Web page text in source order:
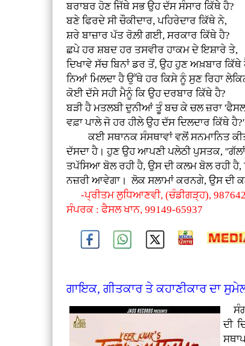
ਬਰਾਬਰ ਹੋਣ ਜਿੱਥੇ ਸਭ ਉਹ ਦੱਸ ਸੰਸਾਰ ਕਿੱਥੇ ਹੈ?
ਬਣੇ ਫਿਰਦੇ ਸੀ ਚੌਕੀਦਾਰ, ਪਹਿਰੇਦਾਰ ਕਿੱਥੇ ਨੇ,
ਸ਼ਰੇ ਬਾਜ਼ਾਰ ਪੱਤ ਰੋਲ਼ੀ ਗਈ, ਸਰਕਾਰ ਕਿੱਥੇ ਹੈ?
ਛਪੇ ਹਰ ਸ਼ਬਦ ਹਰ ਤਸਵੀਰ ਹਾਕਮ ਦੇ ਇਸ਼ਾਰੇ ਤੇ,
ਦਿਖਾਵੇ ਸੱਚ ਬਿਨਾਂ ਡਰ ਤੋਂ, ਉਹ ਹੁਣ ਅਖ਼ਬਾਰ ਕਿੱਥੇ
ਨਿਆਂ ਮਿਲਦਾ ਹੈ ਉੱਥੇ ਹਰ ਕਿਸੇ ਨੂੰ ਸੁਣ ਰਿਹਾ
ਕੋਈ ਦੱਸੇ ਸਹੀ ਮੈਨੂੰ ਕਿ ਉਹ ਦਰਬਾਰ ਕਿੱਥੇ ਹੈ?
ਬੜੀ ਹੈ ਮਤਲਬੀ ਦੁਨੀਆਂ ਤੂੰ ਬਚ ਕੇ ਚਲ ਜ਼ਰਾ
ਵਫ਼ਾ ਪਾਲੇ ਜੋ ਹਰ ਹੀਲੇ ਉਹ ਦੱਸ ਦਿਲਦਾਰ ਕਿੱਥੇ
ਕਈ ਸਥਾਨਕ ਸੰਸਥਾਵਾਂ ਵਲੋਂ ਸਨਮਾਨਿਤ
ਦੱਸਦਾ ਹੈ। ਹੁਣ ਉਹ ਆਪਣੀ ਪਲੇਠੀ ਪੁਸਤਕ,
ਤਪੱਸਿਆ ਬੋਲ ਰਹੀ ਹੈ, ਉਸ ਦੀ ਕਲਮ ਬੋਲ ਰਹੀ
ਨਜ਼ਰੀ ਆਵੇਗਾ। ਲੋਕ ਸਲਾਮਾਂ ਕਰਨਗੇ, ਉਸ ਦੀ
-ਪ੍ਰੀਤਮ ਲੁਧਿਆਣਵੀ, (ਚੰਡੀਗੜ੍ਹ),
ਸੰਪਰਕ : ਫੈਸਲ ਖਾਨ, 99149-65937
ਗਾਇਕ, ਗੀਤਕਾਰ ਤੇ ਕਹਾਣੀਕਾਰ ਦਾ
ਦੀ